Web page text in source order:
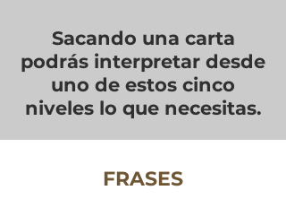
Sacando una carta
podrás interpretar desde
uno de estos cinco
niveles lo que necesitas.
FRASES